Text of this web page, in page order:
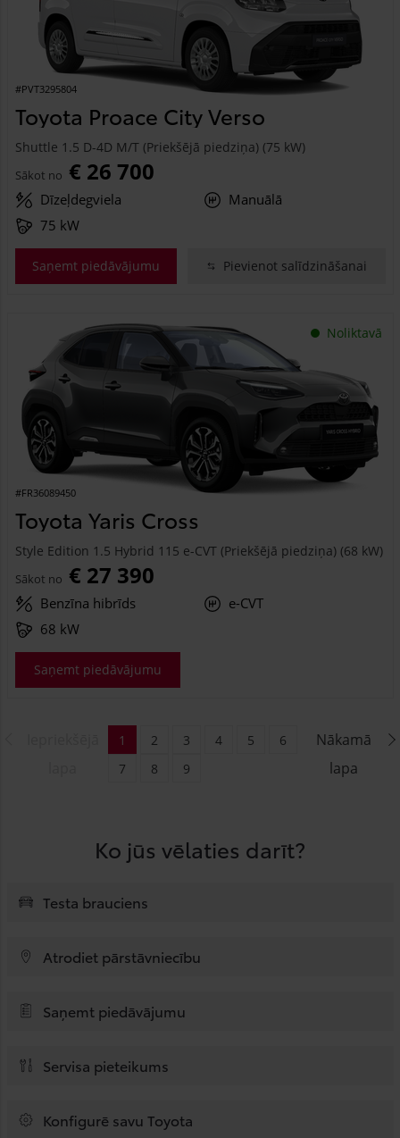
#PVT3295804
Toyota Proace City Verso
Shuttle 1.5 D-4D M/T (Priekšējā piedziņa) (75 kW)
Sākot no € 26 700
Dīzeļdegviela
Manuālā
75 kW
Saņemt piedāvājumu Pievienot salīdzināšanai
Noliktavā
#FR36089450
Toyota Yaris Cross
Style Edition 1.5 Hybrid 115 e-CVT (Priekšējā piedziņa) (68 kW)
Sākot no € 27 390
Benzīna hibrīds
e-CVT
68 kW
Saņemt piedāvājumu
Nākamā
lapa
1 2 3 4 5
6
7
8 9
Ko jūs vēlaties darīt?
Testa brauciens
Atrodiet pārstāvniecību
Saņemt piedāvājumu
Servisa pieteikums
Konfigurē savu Toyota